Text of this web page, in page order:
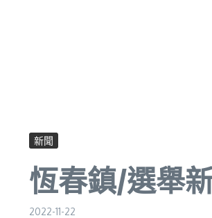
新聞
恆春鎮/選舉
2022-11-22